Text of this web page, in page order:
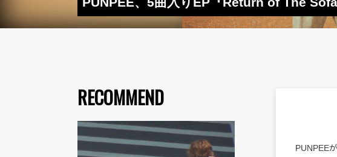
RECOMMEND
PUNPEE